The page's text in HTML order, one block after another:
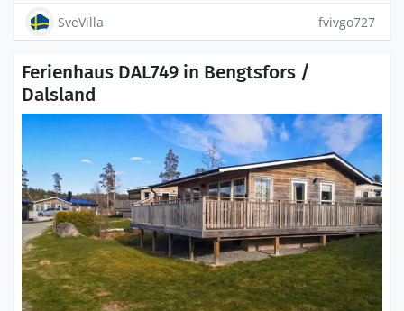
SveVilla fvivgo727
Ferienhaus DAL749 in Bengtsfors /
Dalsland